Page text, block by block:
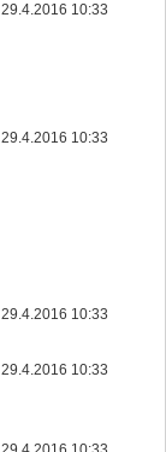
29.4.2016 10:33
29.4.2016 10:33
29.4.2016 10:33
29.4.2016 10:33